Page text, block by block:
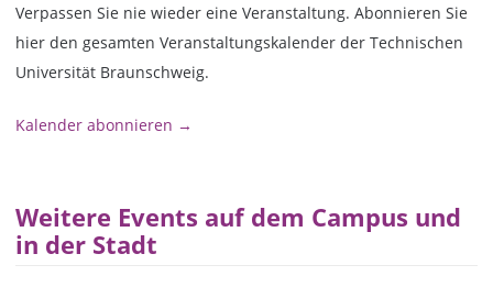
Verpassen Sie nie wieder eine Veranstaltung. Abonnieren Sie
hier den gesamten Veranstaltungskalender der Technischen
Universität Braunschweig.
Kalender abonnieren →
Weitere Events auf dem Campus und
in der Stadt